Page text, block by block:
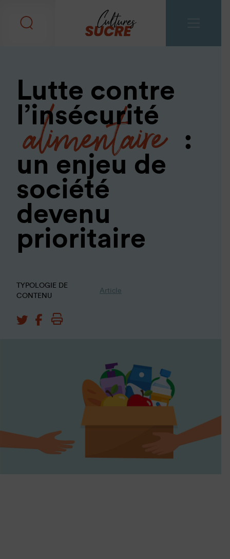
Lutte contre
l’insécurité
alimentaire
:
un enjeu de
société
devenu
prioritaire
TYPOLOGIE DE
CONTENU
Article